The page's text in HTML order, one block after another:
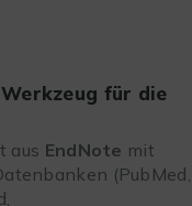
für die
aus EndNote mit
(PubMed,